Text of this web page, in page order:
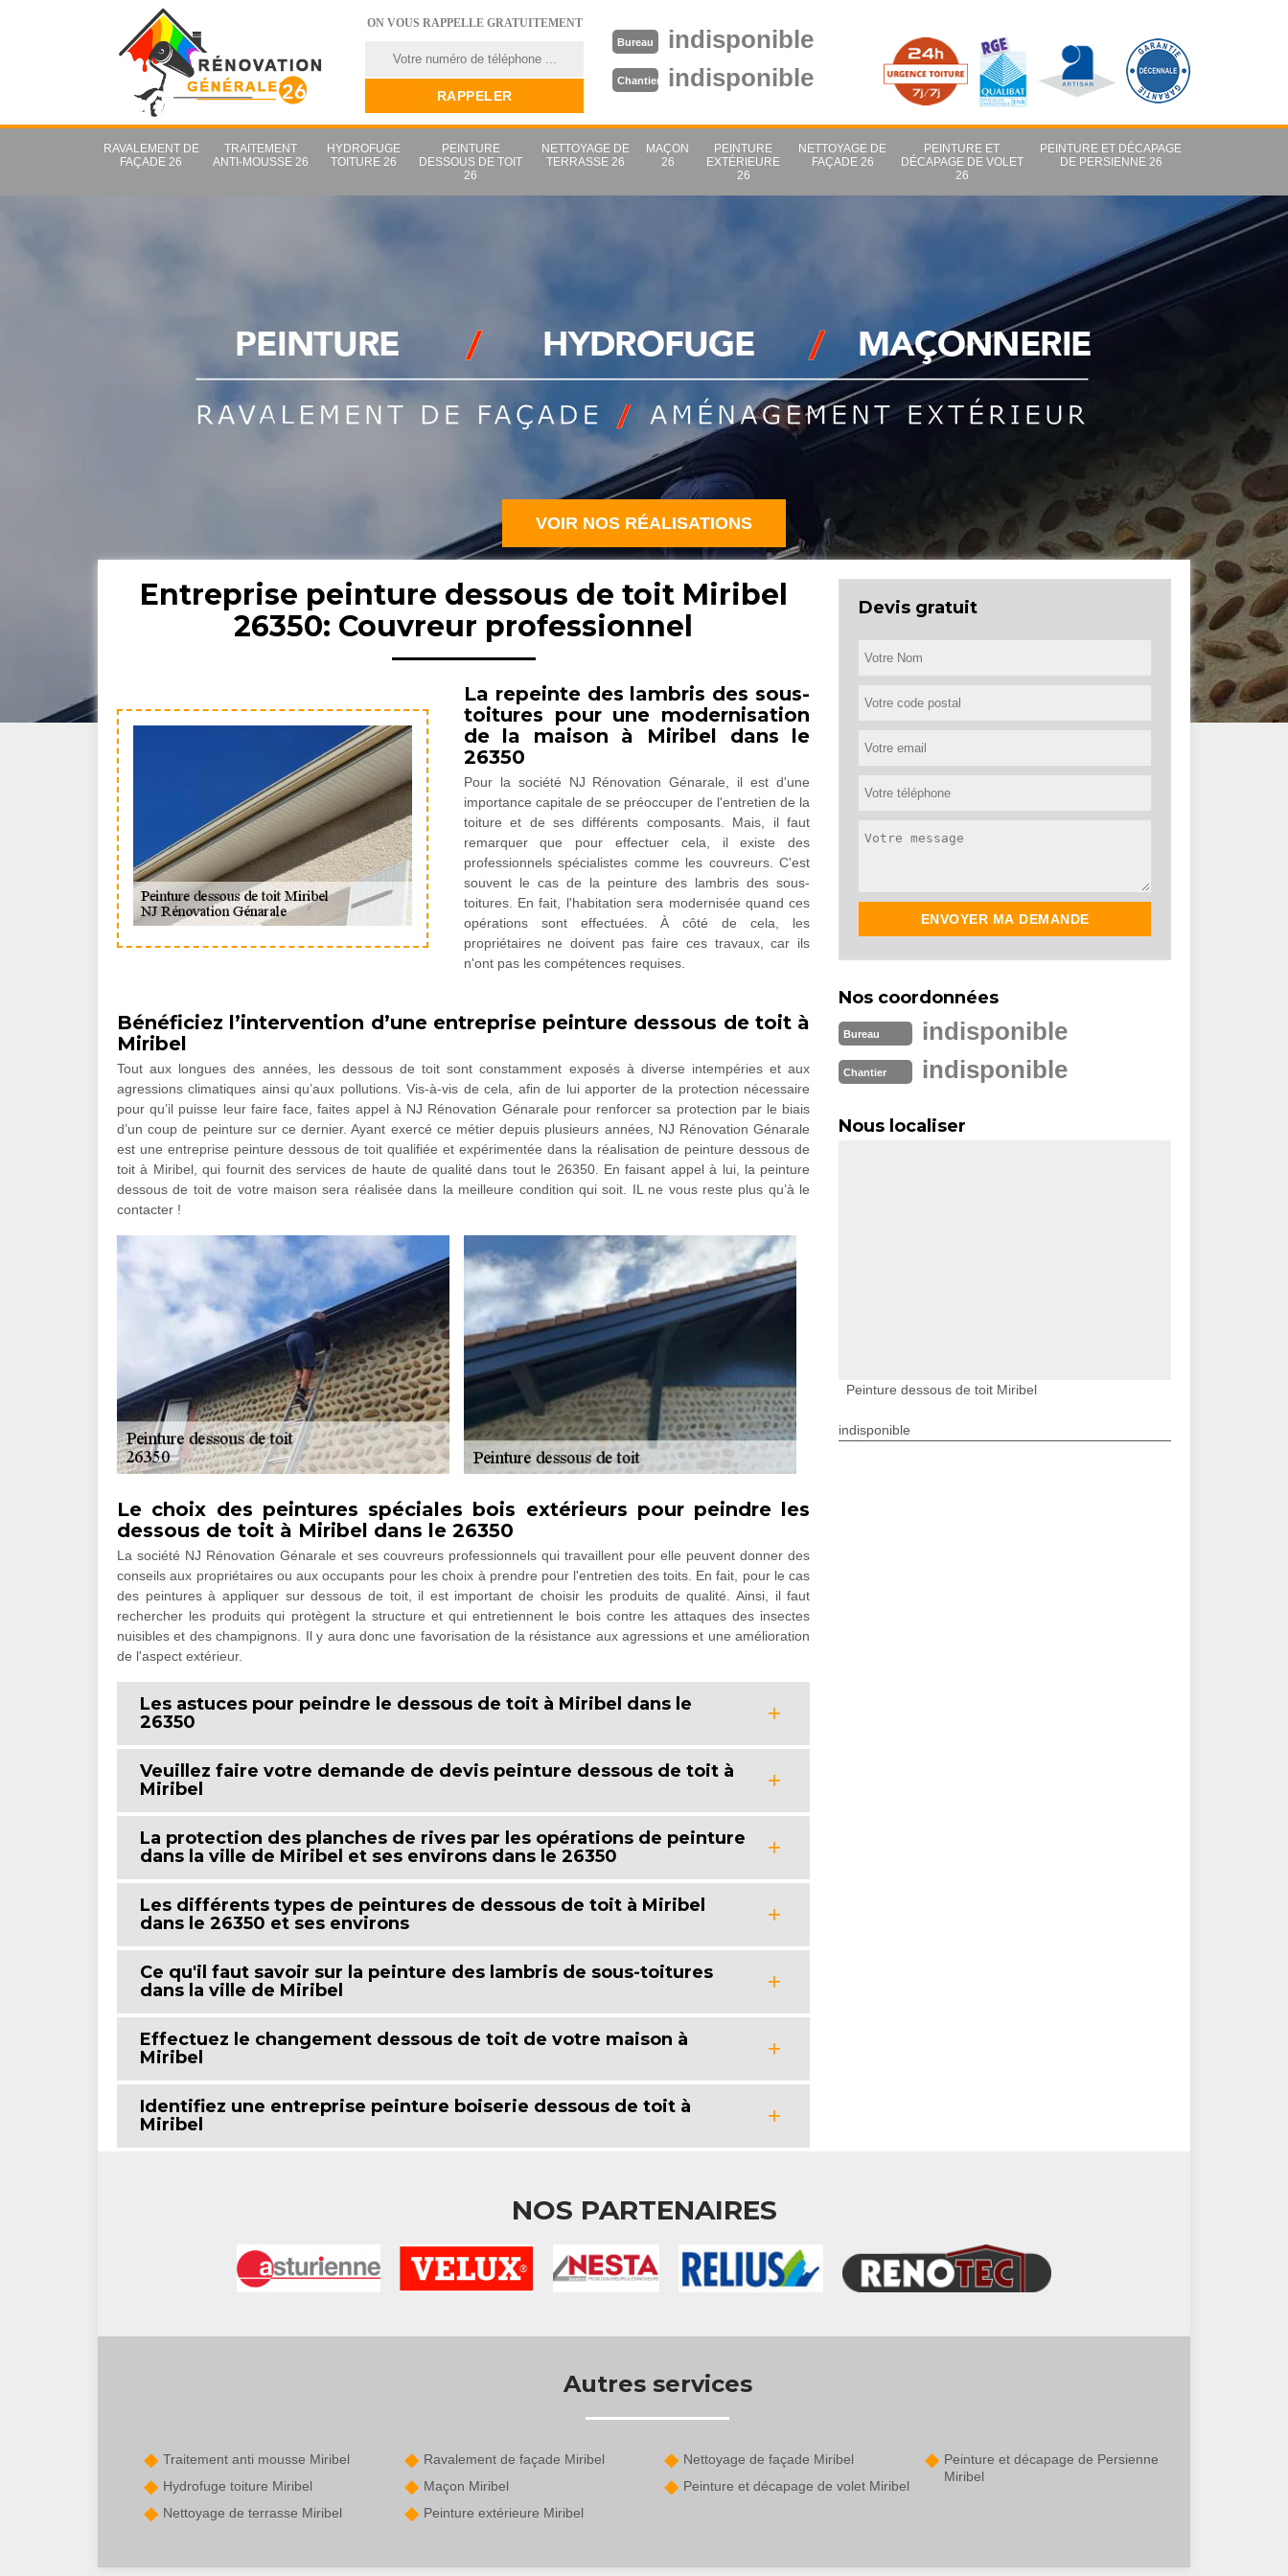
ON VOUS RAPPELLE GRATUITEMENT
Bureau indisponible
Chantier indisponible
RAVALEMENT DE
FAÇADE 26
TRAITEMENT
ANTI-MOUSSE 26
HYDROFUGE
TOITURE 26
PEINTURE
DESSOUS DE TOIT
26
NETTOYAGE DE
TERRASSE 26
MAÇON
26
PEINTURE
EXTÉRIEURE
26
NETTOYAGE DE
FAÇADE 26
PEINTURE ET
DÉCAPAGE DE VOLET
26
PEINTURE ET DÉCAPAGE
DE PERSIENNE 26
VOIR NOS RÉALISATIONS
Entreprise peinture dessous de toit Miribel
26350: Couvreur professionnel
La repeinte des lambris des sous-
toitures pour une modernisation
de la maison à Miribel dans le
26350
Pour la société NJ Rénovation Génarale, il est d'une
importance capitale de se préoccuper de l'entretien de la
toiture et de ses différents composants. Mais, il faut
remarquer que pour effectuer cela, il existe des
professionnels spécialistes comme les couvreurs. C'est
souvent le cas de la peinture des lambris des sous-
toitures. En fait, l'habitation sera modernisée quand ces
opérations sont effectuées. À côté de cela, les
propriétaires ne doivent pas faire ces travaux, car ils
n'ont pas les compétences requises.
Bénéficiez l’intervention d’une entreprise peinture dessous de toit à
Miribel
Tout aux longues des années, les dessous de toit sont constamment exposés à diverse intempéries et aux
agressions climatiques ainsi qu’aux pollutions. Vis-à-vis de cela, afin de lui apporter de la protection nécessaire
pour qu’il puisse leur faire face, faites appel à NJ Rénovation Génarale pour renforcer sa protection par le biais
d’un coup de peinture sur ce dernier. Ayant exercé ce métier depuis plusieurs années, NJ Rénovation Génarale
est une entreprise peinture dessous de toit qualifiée et expérimentée dans la réalisation de peinture dessous de
toit à Miribel, qui fournit des services de haute de qualité dans tout le 26350. En faisant appel à lui, la peinture
dessous de toit de votre maison sera réalisée dans la meilleure condition qui soit. IL ne vous reste plus qu’à le
contacter !
Le choix des peintures spéciales bois extérieurs pour peindre les
dessous de toit à Miribel dans le 26350
La société NJ Rénovation Génarale et ses couvreurs professionnels qui travaillent pour elle peuvent donner des
conseils aux propriétaires ou aux occupants pour les choix à prendre pour l'entretien des toits. En fait, pour le cas
des peintures à appliquer sur dessous de toit, il est important de choisir les produits de qualité. Ainsi, il faut
rechercher les produits qui protègent la structure et qui entretiennent le bois contre les attaques des insectes
nuisibles et des champignons. Il y aura donc une favorisation de la résistance aux agressions et une amélioration
de l'aspect extérieur.
Les astuces pour peindre le dessous de toit à Miribel dans le
26350
Veuillez faire votre demande de devis peinture dessous de toit à
Miribel
La protection des planches de rives par les opérations de peinture
dans la ville de Miribel et ses environs dans le 26350
Les différents types de peintures de dessous de toit à Miribel
dans le 26350 et ses environs
Ce qu'il faut savoir sur la peinture des lambris de sous-toitures
dans la ville de Miribel
Effectuez le changement dessous de toit de votre maison à
Miribel
Identifiez une entreprise peinture boiserie dessous de toit à
Miribel
Devis gratuit
Nos coordonnées
Bureau indisponible
Chantier indisponible
Nous localiser
Peinture dessous de toit Miribel
indisponible
NOS PARTENAIRES
Autres services
Traitement anti mousse Miribel
Hydrofuge toiture Miribel
Nettoyage de terrasse Miribel
Ravalement de façade Miribel
Maçon Miribel
Peinture extérieure Miribel
Nettoyage de façade Miribel
Peinture et décapage de volet Miribel
Peinture et décapage de Persienne
Miribel